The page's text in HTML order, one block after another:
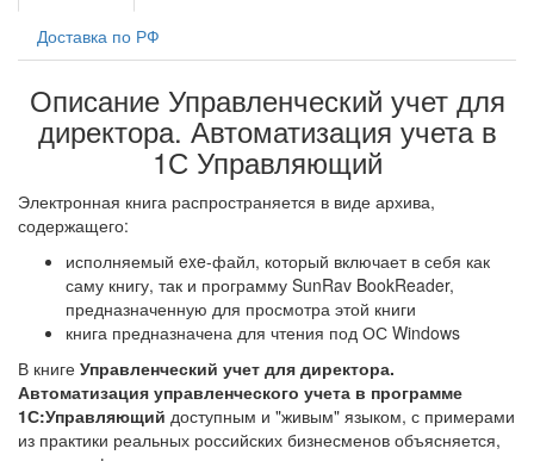
Доставка по РФ
Описание Управленческий учет для
директора. Автоматизация учета в
1С Управляющий
Электронная книга распространяется в виде архива,
содержащего:
исполняемый exe-файл, который включает в себя как
саму книгу, так и программу SunRav BookReader,
предназначенную для просмотра этой книги
книга предназначена для чтения под ОС Windows
В книге Управленческий учет для директора.
Автоматизация управленческого учета в программе
1С:Управляющий доступным и "живым" языком, с примерами
из практики реальных российских бизнесменов объясняется,